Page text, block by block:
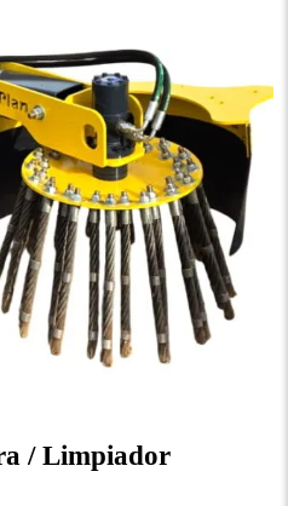
/ Limpiador